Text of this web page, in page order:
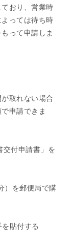
おり、営業時
っては待ち時
って申請しま
取れない場合
申請できま
交付申請書」を
）を郵便局で購
貼付する